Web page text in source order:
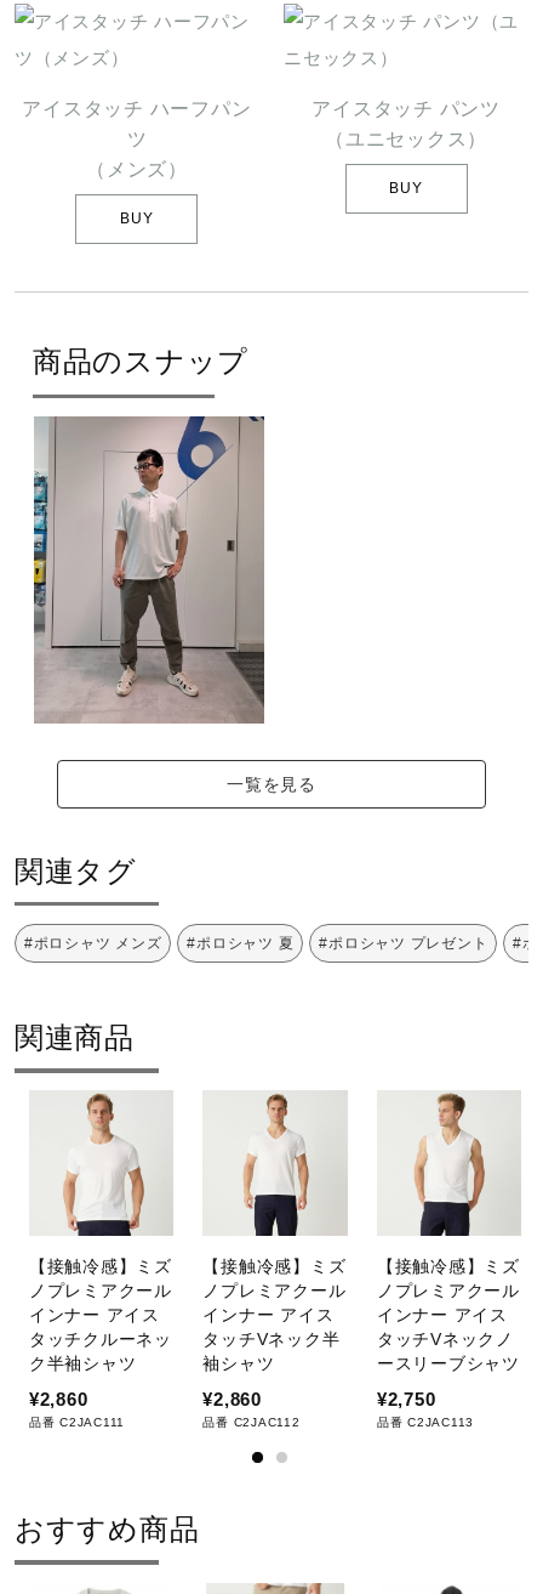
アイスタッチ ハーフパン
ツ
（メンズ）
BUY
アイスタッチ パンツ
（ユニセックス）
BUY
商品のスナップ
一覧を見る
関連タグ
#ポロシャツ メンズ #ポロシャツ 夏 #ポロシャツ プレゼント #ポ
関連商品
【接触冷感】ミズ
ノプレミアクール
インナー アイス
タッチクルーネッ
ク半袖シャツ
¥2,860
品番 C2JAC111
【接触冷感】ミズ
ノプレミアクール
インナー アイス
タッチVネック半
袖シャツ
¥2,860
品番 C2JAC112
【接触冷感】ミズ
ノプレミアクール
インナー アイス
タッチVネックノ
ースリーブシャツ
¥2,750
品番 C2JAC113
おすすめ商品